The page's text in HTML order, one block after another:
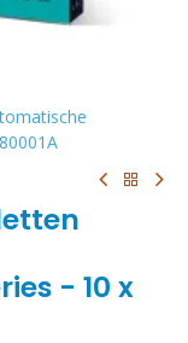
- 10 x